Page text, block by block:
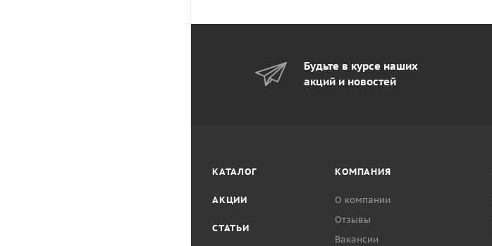
Будьте в курсе наших
акций и новостей
КАТАЛОГ
АКЦИИ
СТАТЬИ
КОМПАНИЯ
О компании
Отзывы
Вакансии